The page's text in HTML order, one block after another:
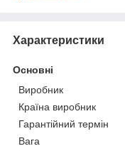
Характеристики
Основні
Виробник
Країна виробник
Гарантійний термін
Вага